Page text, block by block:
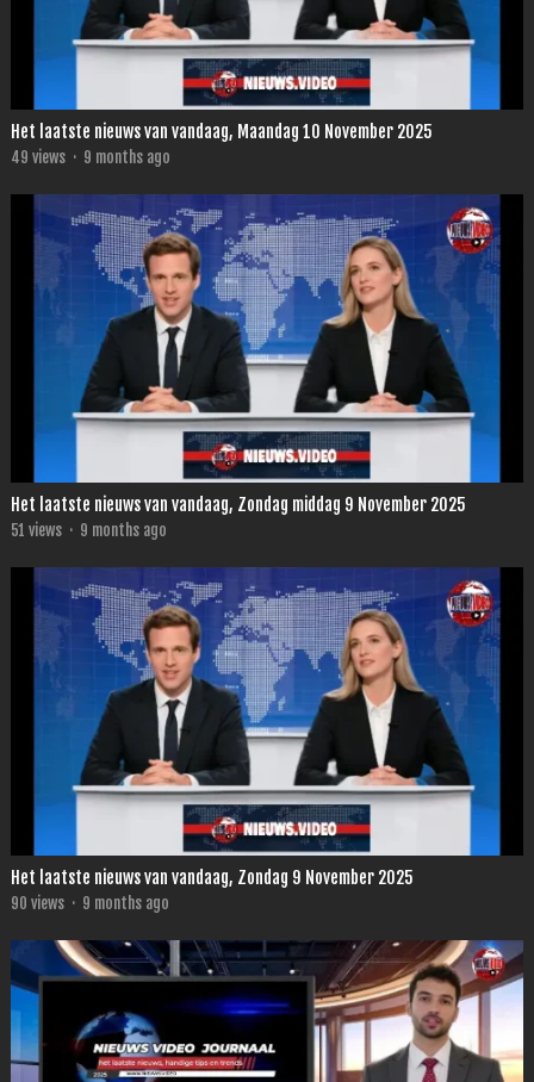
Het laatste nieuws van vandaag, Maandag 10 November 2025
49 views · 9 months ago
Het laatste nieuws van vandaag, Zondag middag 9 November 2025
51 views · 9 months ago
Het laatste nieuws van vandaag, Zondag 9 November 2025
90 views · 9 months ago